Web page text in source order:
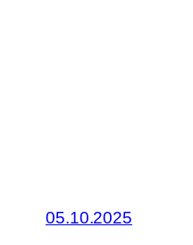
05.10.2025